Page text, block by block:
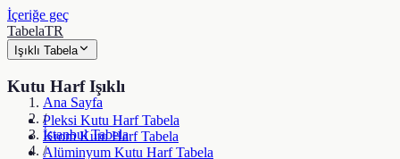
İçeriğe geç
TabelaTR
Işıklı Tabela
Kutu Harf Işıklı
Pleksi Kutu Harf Tabela
Krom Kutu Harf Tabela
Alüminyum Kutu Harf Tabela
Ana Sayfa
/
İstanbul Tabela
/